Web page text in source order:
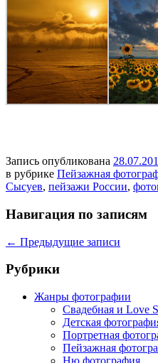
Запись опубликована
в рубрике Пейзажная
Сысуев, пейзажи России,
Навигация по записям
← Предыдущие записи
Рубрики
Жанры фотографии
Свадебная и Love
Детская
Портретная
Пейзажная
Ню фотография